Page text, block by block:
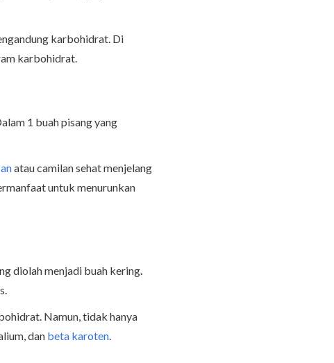
karbohidrat. Di
karbohidrat.
1 buah pisang yang
atau camilan sehat menjelang
untuk menurunkan
diolah menjadi buah kering.
Namun, tidak hanya
dan beta karoten.